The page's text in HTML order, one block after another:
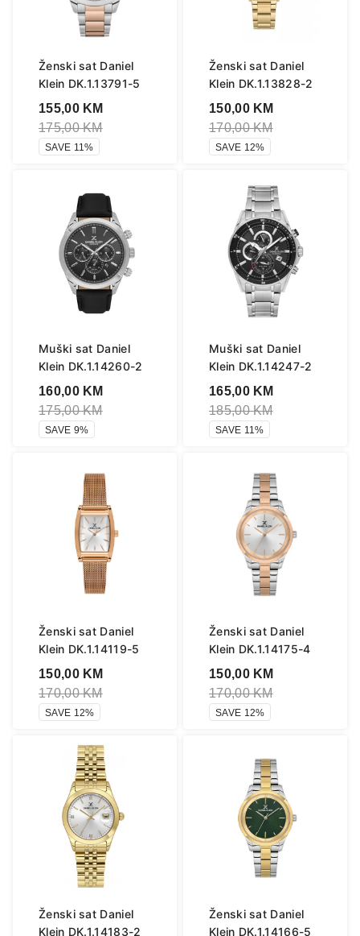
Ženski sat Daniel
Klein DK.1.13791-5
155,00 KM
175,00KM
SAVE 11%
Ženski sat Daniel
Klein DK.1.13828-2
150,00 KM
170,00KM
SAVE 12%
Muški sat Daniel
Klein DK.1.14260-2
160,00 KM
175,00KM
SAVE 9%
Muški sat Daniel
Klein DK.1.14247-2
165,00 KM
185,00KM
SAVE 11%
Ženski sat Daniel
Klein DK.1.14119-5
150,00 KM
170,00KM
SAVE 12%
Ženski sat Daniel
Klein DK.1.14175-4
150,00 KM
170,00KM
SAVE 12%
Ženski sat Daniel
Klein DK.1.14183-2
Ženski sat Daniel
Klein DK.1.14166-5